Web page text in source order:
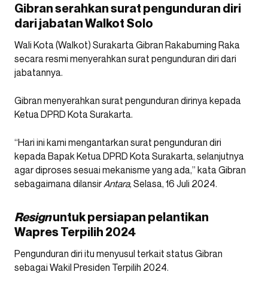
Gibran serahkan surat pengunduran diri
dari jabatan Walkot Solo
Wali Kota (Walkot) Surakarta Gibran Rakabuming Raka
secara resmi menyerahkan surat pengunduran diri dari
jabatannya.
Gibran menyerahkan surat pengunduran dirinya kepada
Ketua DPRD Kota Surakarta.
“Hari ini kami mengantarkan surat pengunduran diri
kepada Bapak Ketua DPRD Kota Surakarta, selanjutnya
agar diproses sesuai mekanisme yang ada,” kata Gibran
sebagaimana dilansir Antara, Selasa, 16 Juli 2024.
Resignuntuk persiapan pelantikan
Wapres Terpilih 2024
Pengunduran diri itu menyusul terkait status Gibran
sebagai Wakil Presiden Terpilih 2024.